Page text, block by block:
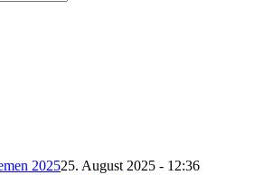
202525. August 2025 - 12:36